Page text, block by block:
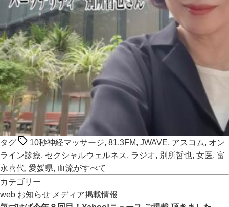
タグ 10秒神経マッサージ, 81.3FM, JWAVE, アスコム, オン
ライン診療, セクシャルウェルネス, ラジオ, 別所哲也, 女医, 富
永喜代, 愛媛県, 血流がすべて
カテゴリー
web お知らせ メディア掲載情報